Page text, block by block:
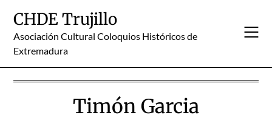
content
CHDE Trujillo
Asociación Cultural Coloquios Históricos de
Extremadura
Timón Garcia